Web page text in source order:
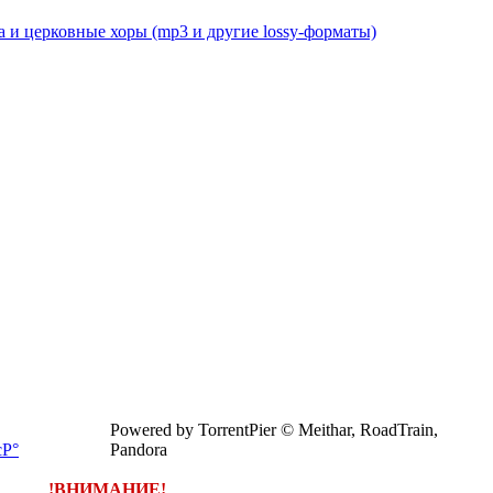
и церковные хоры (mp3 и другие lossy-форматы)
Powered by TorrentPier © Meithar, RoadTrain,
Pandora
!ВНИМАНИЕ!